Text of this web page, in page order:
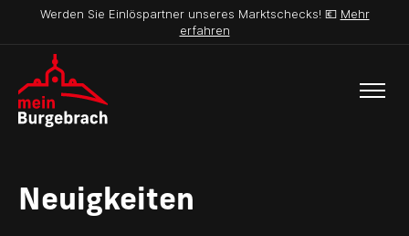
Werden Sie Einlöspartner unseres Marktschecks! 💶 Mehr
erfahren
Neuigkeiten